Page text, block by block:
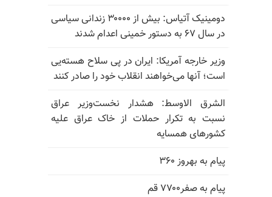
دومینیک آتیاس: بیش از ۳۰۰۰۰ زندانی سیاسی
در سال ۶۷ به دستور خمینی اعدام شدند
وزیر خارجه آمریکا: ایران در پی سلاح هسته‌یی
است؛ آنها می‌خواهند انقلاب خود را صادر کنند
الشرق الاوسط: هشدار نخست‌وزیر عراق
نسبت به تکرار حملات از خاک عراق علیه
کشورهای همسایه
پیام به بهروز ۳۶۰
پیام به صفر۷۷۰۰ قم